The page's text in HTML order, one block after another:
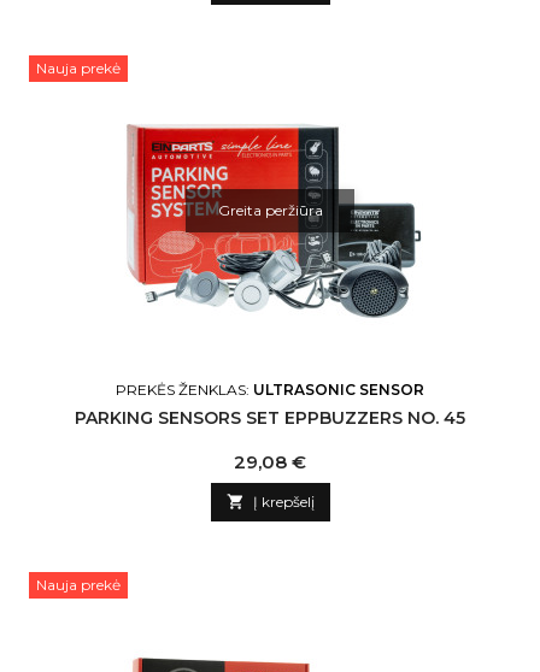
Nauja prekė
Greita peržiūra
PREKĖS ŽENKLAS: ULTRASONIC SENSOR
PARKING SENSORS SET EPPBUZZERS NO. 45
Kaina
29,08 €
 Į krepšelį
Nauja prekė